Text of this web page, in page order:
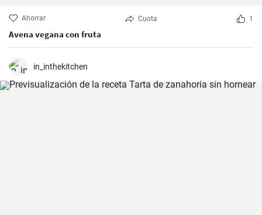
Ahorrar Cuota 1
Avena vegana con fruta
in_inthekitchen